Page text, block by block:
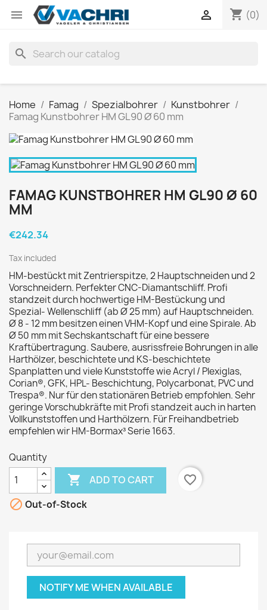
 shopping_cart (0)

search
Home Famag Spezialbohrer
Kunstbohrer
Famag Kunstbohrer HM GL90 Ø 60 mm
FAMAG KUNSTBOHRER HM GL90 Ø 60
MM
€242.34
Tax included
HM-bestückt mit Zentrierspitze, 2 Hauptschneiden und 2
Vorschneidern. Perfekter CNC-Diamantschliff. Profi
standzeit durch hochwertige HM-Bestückung und
Spezial- Wellenschliff (ab Ø 25 mm) auf Hauptschneiden.
Ø 8 - 12 mm besitzen einen VHM-Kopf und eine Spirale. Ab
Ø 50 mm mit Sechskantschaft für eine bessere
Kraftübertragung. Saubere, ausrissfreie Bohrungen in alle
Harthölzer, beschichtete und KS-beschichtete
Spanplatten und viele Kunststoffe wie Acryl / Plexiglas,
Corian®, GFK, HPL- Beschichtung, Polycarbonat, PVC und
Trespa®. Nur für den stationären Betrieb empfohlen. Sehr
geringe Vorschubkräfte mit Profi standzeit auch in harten
Vollkunststoffen und Harthölzern. Für Freihandbetrieb
empfehlen wir HM-Bormax³ Serie 1663.
Quantity
 ADD TO CART
favorite_border
 Out-of-Stock
NOTIFY ME WHEN AVAILABLE